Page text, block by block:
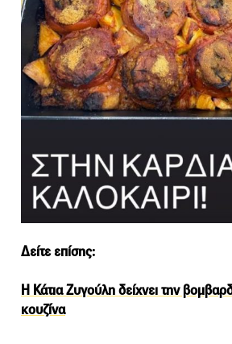
Δείτε επίσης:
Η Κάτια Ζυγούλη δείχνει την
κουζίνα